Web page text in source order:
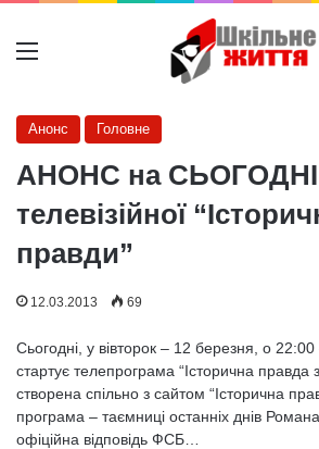
Меню
Анонс Головне
АНОНС на
телевізійної
правди”
12.03.2013 69
Сьогодні, у вівторок – 12 березня, о
стартує телепрограма “Історична правда з
створена спільно з сайтом “Історична
програма – таємниці останніх днів
офіційна відповідь ФСБ…